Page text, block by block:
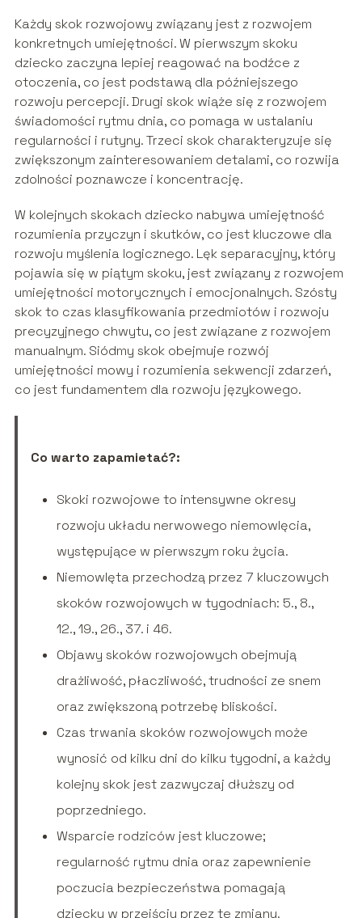
Każdy skok rozwojowy związany jest z rozwojem
konkretnych umiejętności. W pierwszym skoku
dziecko zaczyna lepiej reagować na bodźce z
otoczenia, co jest podstawą dla późniejszego
rozwoju percepcji. Drugi skok wiąże się z rozwojem
świadomości rytmu dnia, co pomaga w ustalaniu
regularności i rutyny. Trzeci skok charakteryzuje się
zwiększonym zainteresowaniem detalami, co rozwija
zdolności poznawcze i koncentrację.
W kolejnych skokach dziecko nabywa umiejętność
rozumienia przyczyn i skutków, co jest kluczowe dla
rozwoju myślenia logicznego. Lęk separacyjny, który
pojawia się w piątym skoku, jest związany z rozwojem
umiejętności motorycznych i emocjonalnych. Szósty
skok to czas klasyfikowania przedmiotów i rozwoju
precyzyjnego chwytu, co jest związane z rozwojem
manualnym. Siódmy skok obejmuje rozwój
umiejętności mowy i rozumienia sekwencji zdarzeń,
co jest fundamentem dla rozwoju językowego.
Co warto zapamietać?:
Skoki rozwojowe to intensywne okresy
rozwoju układu nerwowego niemowlęcia,
występujące w pierwszym roku życia.
Niemowlęta przechodzą przez 7 kluczowych
skoków rozwojowych w tygodniach: 5., 8.,
12., 19., 26., 37. i 46.
Objawy skoków rozwojowych obejmują
drażliwość, płaczliwość, trudności ze snem
oraz zwiększoną potrzebę bliskości.
Czas trwania skoków rozwojowych może
wynosić od kilku dni do kilku tygodni, a każdy
kolejny skok jest zazwyczaj dłuższy od
poprzedniego.
Wsparcie rodziców jest kluczowe;
regularność rytmu dnia oraz zapewnienie
poczucia bezpieczeństwa pomagają
dziecku w przejściu przez te zmiany.